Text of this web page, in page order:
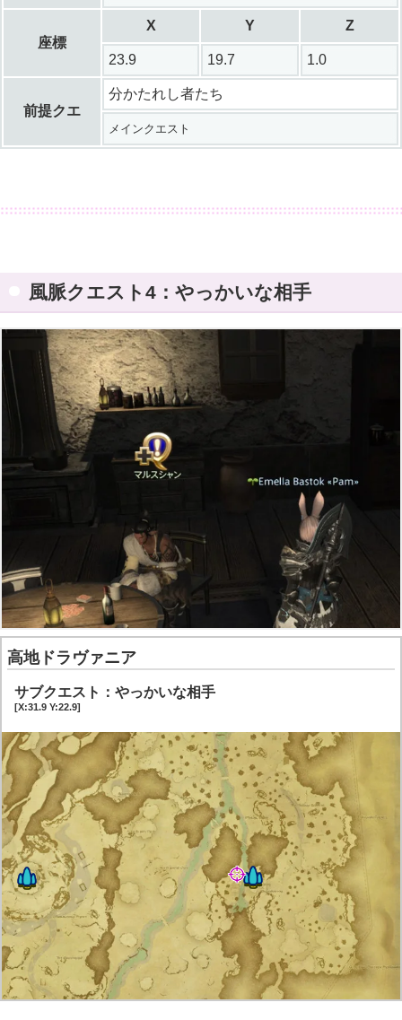
座標
X Y Z
23.9 19.7 1.0
前提クエ
分かたれし者たち
メインクエスト
風脈クエスト4：やっかいな相手
高地ドラヴァニア
サブクエスト：やっかいな相手
[X:31.9 Y:22.9]